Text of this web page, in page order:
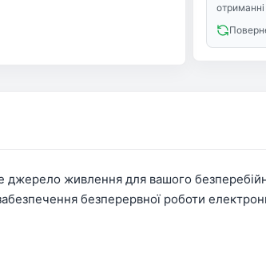
джерело живлення для вашого
безперервної роботи